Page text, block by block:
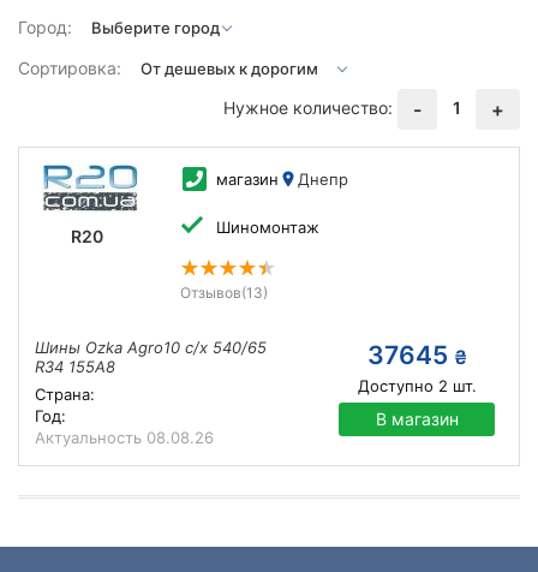
Город:
Сортировка:
Нужное количество:
- 1 +
R20
магазин Днепр
Шиномонтаж
Отзывов(13)
Шины Ozka Agro10 с/х 540/65
R34 155A8
Страна:
Год:
Актуальность 08.08.26
37645 ₴
Доступно 2 шт.
В магазин